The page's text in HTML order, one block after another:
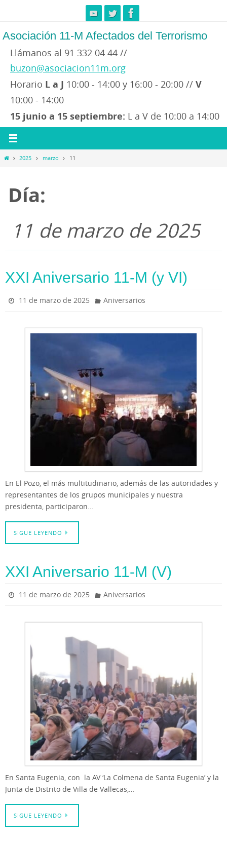
contenido
Asociación 11-M Afectados del Terrorismo
Llámanos al 91 332 04 44 //
buzon@asociacion11m.org
Horario L a J 10:00 - 14:00 y 16:00 - 20:00 // V
10:00 - 14:00
15 junio a 15 septiembre: L a V de 10:00 a 14:00
Inicio2025 marzo 11
Día:
11 de marzo de 2025
XXI Aniversario 11-M (y VI)
11 de marzo de 2025 Aniversarios
En El Pozo, el más multitudinario, además de las autoridades y
representantes de los grupos municipales y nuestra
presidenta, participaron…
SIGUE LEYENDO
XXI Aniversario 11-M (V)
11 de marzo de 2025 Aniversarios
En Santa Eugenia, con la AV ‘La Colmena de Santa Eugenia’ y la
Junta de Distrito de Villa de Vallecas,…
SIGUE LEYENDO